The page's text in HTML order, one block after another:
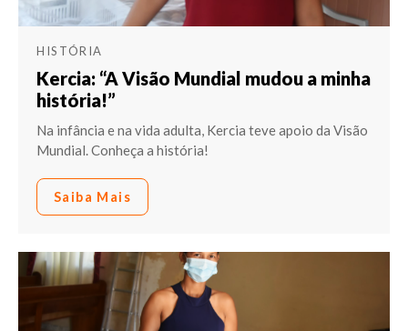
HISTÓRIA
Kercia: “A Visão Mundial mudou a minha
história!”
Na infância e na vida adulta, Kercia teve apoio da Visão
Mundial. Conheça a história!
Saiba Mais